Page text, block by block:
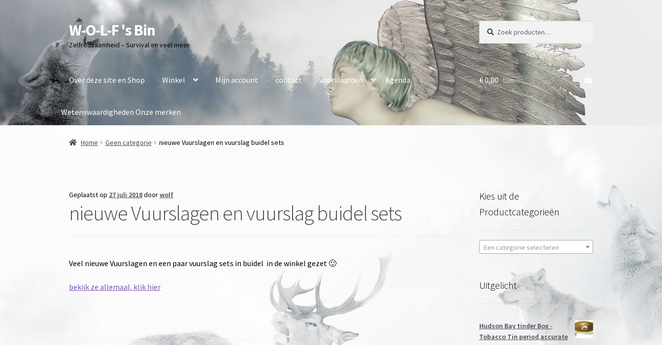
Ga
door
naar
navigatie
Ga
naar
de
inhoud
W-O-L-F 's Bin
Zelfredzaamheid – Survival en veel meer
Zoeken
naar:
Zoeken
Over deze site en Shop Winkel Mijn account contact voorwaarden Agenda
Wetenswaardigheden Onze merken
€0,00 0 items
Home Geen categorie nieuwe Vuurslagen en vuurslag buidel sets
Geplaatst op 27 juli 2018doorwolf
nieuwe Vuurslagen en vuurslag buidel sets
Veel nieuwe Vuurslagen en een paar vuurslag sets in buidel in de winkel gezet 🙂
bekijk ze allemaal, klik hier
Kies uit de
Productcategorieën
Een categorie selecteren
Uitgelicht
Hudson Bay tinder Box -
Tobacco Tin period accurate